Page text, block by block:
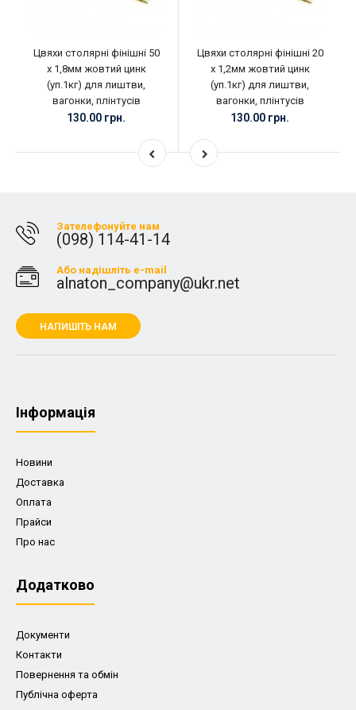
Цвяхи столярні фінішні 50
х 1,8мм жовтий цинк
(уп.1кг) для лиштви,
вагонки, плінтусів
130.00 грн.
Цвяхи столярні фінішні 20
х 1,2мм жовтий цинк
(уп.1кг) для лиштви,
вагонки, плінтусів
130.00 грн.
Зателефонуйте нам
(098) 114-41-14
Або надішліть e-mail
alnaton_company@ukr.net
НАПИШІТЬ НАМ
Iнформація
Новини
Доставка
Оплата
Прайси
Про нас
Додатково
Документи
Контакти
Повернення та обмін
Публічна оферта